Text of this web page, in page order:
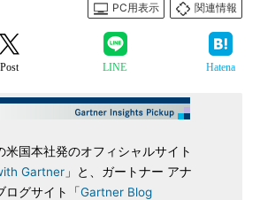
PC用表示
関連情報
Post LINE Hatena
米国本社発のオフィシャルサイト
Gartner」と、ガートナー アナ
ログサイト「Gartner Blog